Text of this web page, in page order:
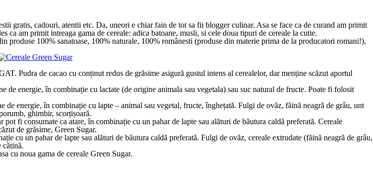
gratis, cadouri, atentii etc. Da, uneori e chiar fain de tot sa fii blogger culinar. Asa se face ca de curand am primit
ca am primit intreaga gama de cereale: adica batoane, musli, si cele doua tipuri de cereale la cutie.
produse 100% sanatoase, 100% naturale, 100% românesti (produse din materie prima de la producatori romani!),
Pudra de cacao cu conținut redus de grăsime asigură gustul intens al cerealelor, dar menține scăzut aportul
de energie, în combinație cu lactate (de origine animala sau vegetala) sau suc natural de fructe. Poate fi folosit
de energie, în combinație cu lapte – animal sau vegetal, fructe, înghețată. Fulgi de ovăz, făină neagră de grâu, unt
ghimbir, scorțișoară.
fi consumate ca atare, în combinație cu un pahar de lapte sau alături de băutura caldă preferată. Cereale
de grăsime, Green Sugar.
cu un pahar de lapte sau alături de băutura caldă preferată. Fulgi de ovăz, cereale extrudate (făină neagră de grâu,
cătină.
cu noua gama de cereale Green Sugar.